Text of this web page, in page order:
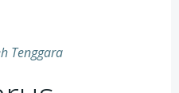
Tenggara